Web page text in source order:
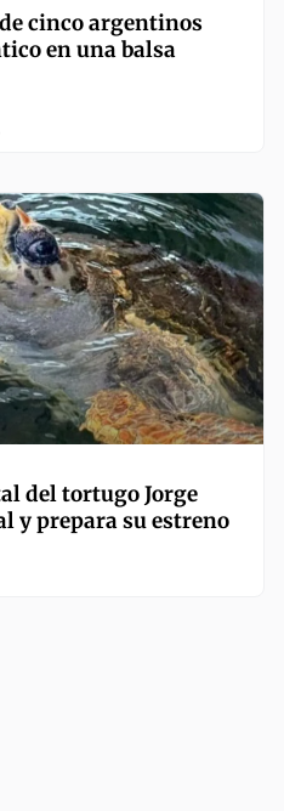
cinco argentinos
en una balsa
del tortugo Jorge
y prepara su estreno